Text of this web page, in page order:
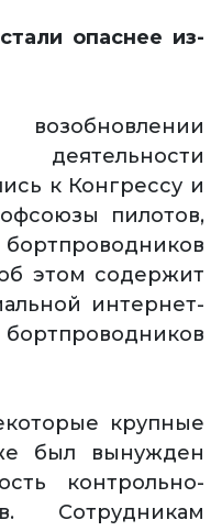
опаснее из-
к Конгрессу и
пилотов,
этом содержит
интернет-
крупные
был вынужден
контрольно-
Сотрудникам